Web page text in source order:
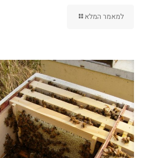
למאמר המלא